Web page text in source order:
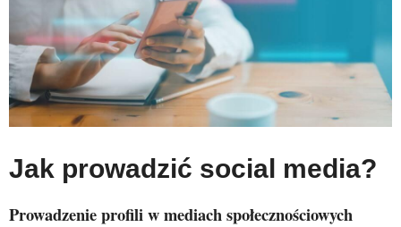
Jak prowadzić social media?
Prowadzenie profili w mediach społecznościowych